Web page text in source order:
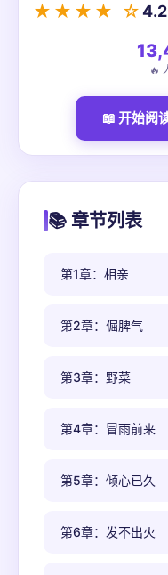
★★★★ ☆4.2
🔥
📖 开始阅
📚 章节列表
第1章：相亲
第2章：倔脾气
第3章：野菜
第4章：冒雨前来
第5章：倾心已久
第6章：发不出火